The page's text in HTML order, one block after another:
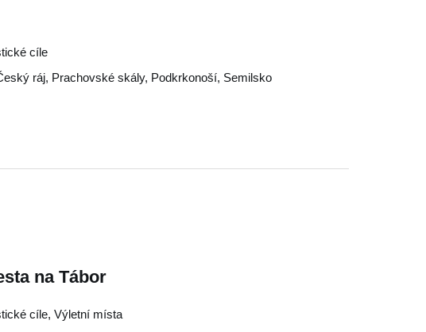
cíle
ráj, Prachovské skály, Podkrkonoší, Semilsko
na Tábor
cíle, Výletní místa